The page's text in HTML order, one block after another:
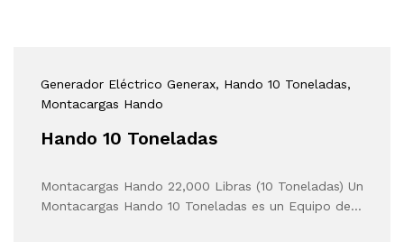
Generador Eléctrico Generax, Hando 10 Toneladas,
Montacargas Hando
Hando 10 Toneladas
Montacargas Hando 22,000 Libras (10 Toneladas) Un
Montacargas Hando 10 Toneladas es un Equipo de…